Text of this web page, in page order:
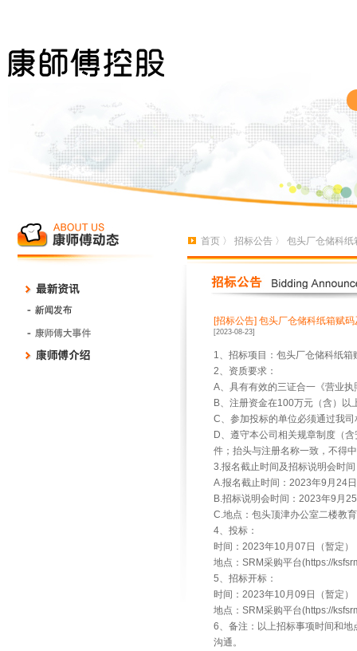
首页 〉 招标公告 〉 包头厂仓储科
[招标公告] 包头厂仓储科纸箱赋
[2023-08-23]
1、招标项目：包头厂仓储科纸
2、资质要求：
A、具有有效的三证合一《营业
B、注册资金在100万元（含）以
C、参加投标的单位必须通过我
D、遵守本公司相关规章制度（
件；抬头与注册名称一致，不得
3.报名截止时间及招标说明会时
A.报名截止时间：2023年9月24日
B.招标说明会时间：2023年9月
C.地点：包头顶津办公室二楼教
4、投标：
时间：2023年10月07日（暂定）
地点：SRM采购平台(https://
5、招标开标：
时间：2023年10月09日（暂定）
地点：SRM采购平台(https://
6、备注：以上招标事项时间和
沟通。